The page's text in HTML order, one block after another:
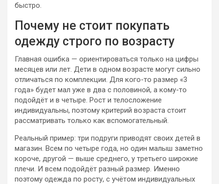
быстро.
Почему не стоит покупать
одежду строго по возрасту
Главная ошибка — ориентироваться только на цифры
месяцев или лет. Дети в одном возрасте могут сильно
отличаться по комплекции. Для кого-то размер «3
года» будет мал уже в два с половиной, а кому-то
подойдёт и в четыре. Рост и телосложение
индивидуальны, поэтому критерий возраста стоит
рассматривать только как вспомогательный.
Реальный пример: три подруги приводят своих детей в
магазин. Всем по четыре года, но один малыш заметно
короче, другой — выше среднего, у третьего широкие
плечи. И всем подойдёт разный размер. Именно
поэтому одежда по росту, с учётом индивидуальных